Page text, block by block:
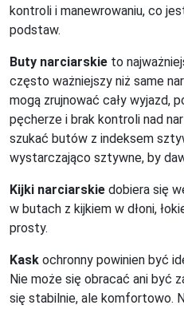
kontroli i manewrowaniu, co
podstaw.
Buty narciarskie to
często ważniejszy niż same
mogą zrujnować cały wyjazd,
pęcherze i brak kontroli nad
szukać butów z indeksem
wystarczająco sztywne, by
Kijki narciarskie dobiera się
w butach z kijkiem w dłoni,
prosty.
Kask ochronny powinien być
Nie może się obracać ani być
się stabilnie, ale komfortowo.